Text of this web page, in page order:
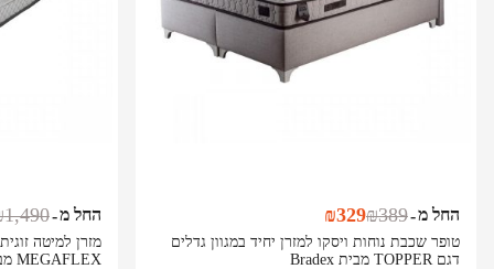
טופר שכבת נוחות ויסקו למזרן יחיד במגוון גדלים
דגם TOPPER מבית Bradex
החל מ-
₪389
₪329
מזרן למיטה
MEGAFLEX מבית BRADEX
החל מ-
1,490